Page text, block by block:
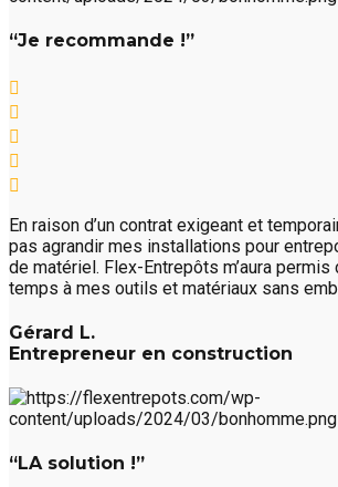
“Je recommande !”
En raison d’un contrat exigeant et
pas agrandir mes installations pour
de matériel. Flex-Entrepôts m’aura permis
temps à mes outils et matériaux sans
Gérard L.
Entrepreneur en construction
“LA solution !”